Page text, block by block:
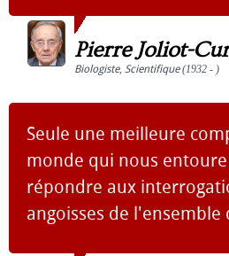
Pierre Joliot-
Biologiste, Scientifique(1932 - )
Seule une meilleure
monde qui nous
répondre aux
angoisses de l'ensemble